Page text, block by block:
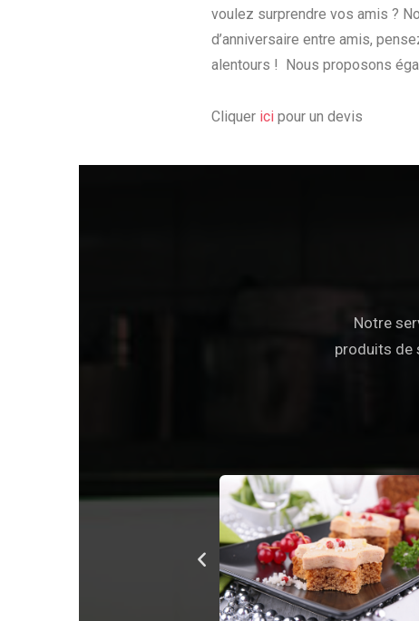
voulez surprendre vos amis ?
d’anniversaire entre amis,
alentours ! Nous proposons
Cliquer ici pour un devis
Notre
produits de